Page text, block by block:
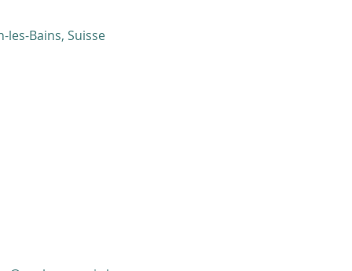
les-Bains, Suisse